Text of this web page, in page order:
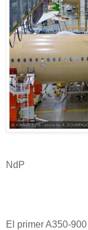
NdP
El primer A350-